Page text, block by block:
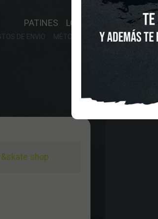
INICIO OUTLET
PATINES LONGBOARD
DE ENVIO MÉTODOS DE PAGO,
shop